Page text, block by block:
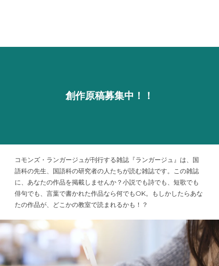
創作原稿募集中！！
コモンズ・ランガージュが刊行する雑誌『ランガージュ』は、国
語科の先生、国語科の研究者の人たちが読む雑誌です。この雑誌
に、あなたの作品を掲載しませんか？小説でも詩でも、短歌でも
俳句でも、言葉で書かれた作品なら何でもOK。もしかしたらあな
たの作品が、どこかの教室で読まれるかも！？